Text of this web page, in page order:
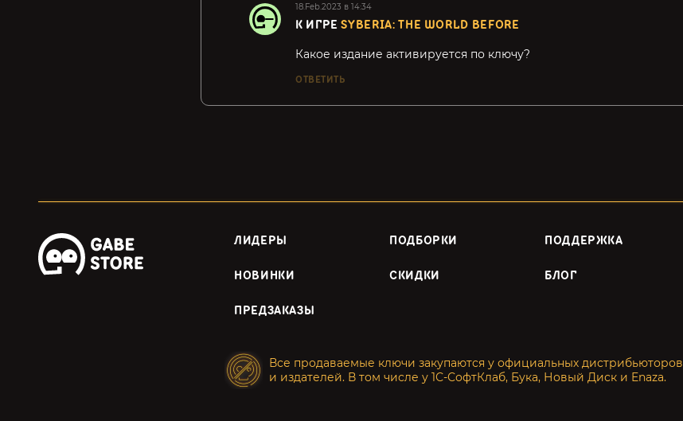
18.Feb.2023 в 14:34
К ИГРЕSYBERIA: THE WORLD BEFORE
Какое издание активируется по ключу?
ОТВЕТИТЬ
ЛИДЕРЫ ПОДБОРКИ ПОДДЕРЖКА
НОВИНКИ СКИДКИ БЛОГ
ПРЕДЗАКАЗЫ
Все продаваемые ключи закупаются у официальных дистрибьюторов
и издателей. В том числе у 1С-СофтКлаб, Бука, Новый Диск и Enaza.